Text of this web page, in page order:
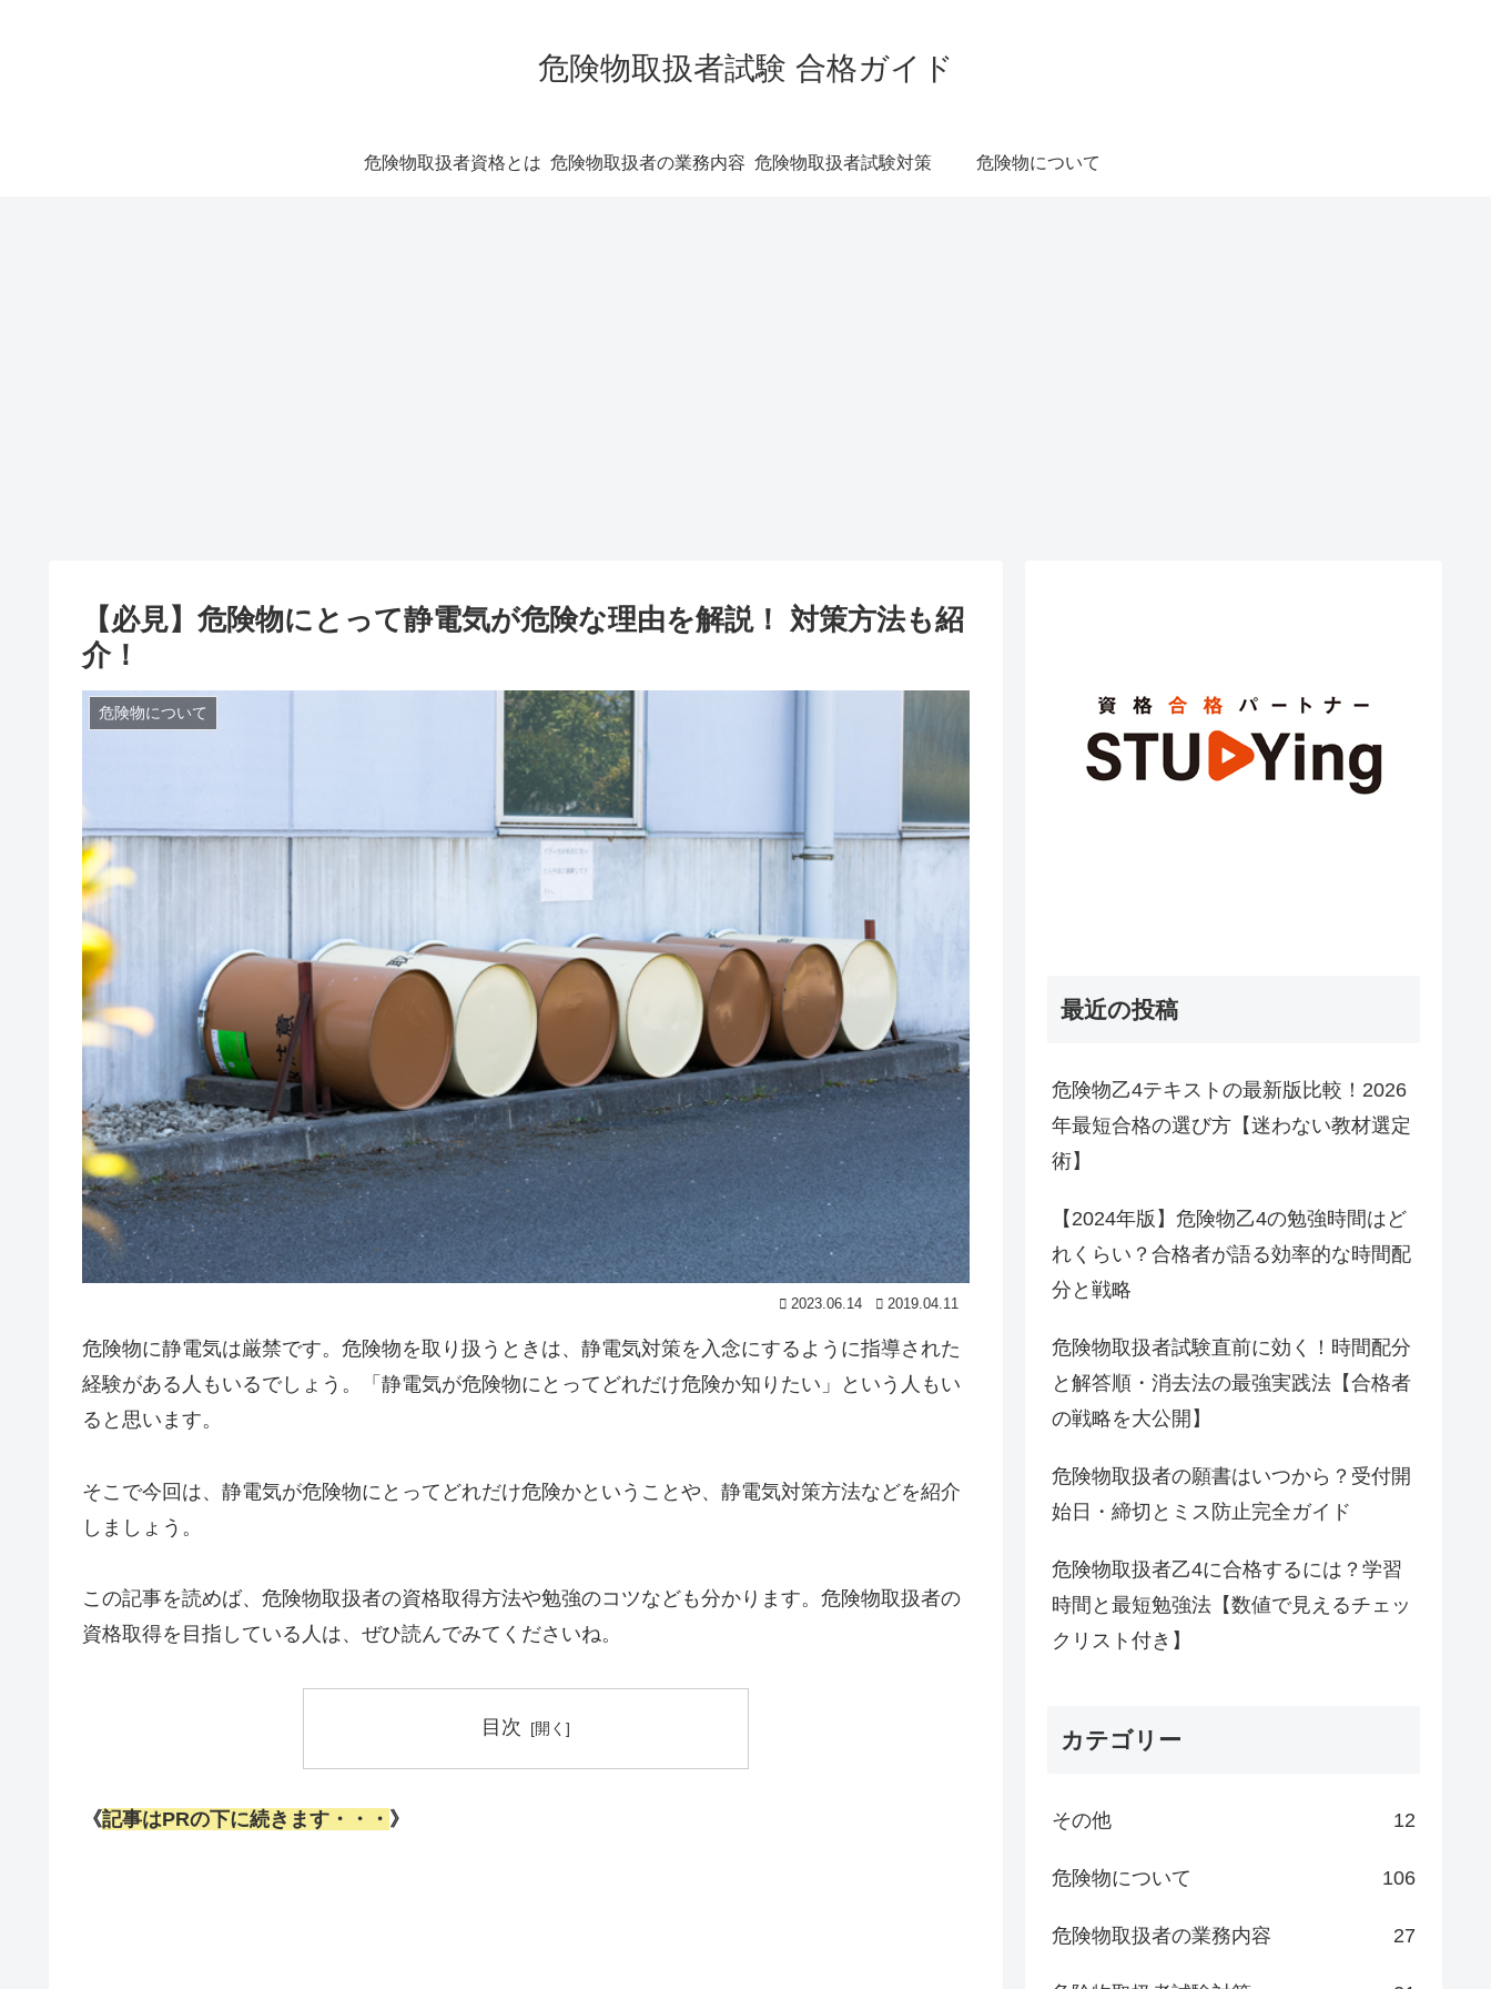
危険物取扱者試験 合格ガイド
危険物取扱者資格とは 危険物取扱者の業務内容 危険物取扱者試験対策 危険物について
【必見】危険物にとって静電気が危険な理由を解説！ 対策方法も紹
介！
危険物について
2023.06.14 2019.04.11
危険物に静電気は厳禁です。危険物を取り扱うときは、静電気対策を入念にするように指導された
経験がある人もいるでしょう。「静電気が危険物にとってどれだけ危険か知りたい」という人もい
ると思います。
そこで今回は、静電気が危険物にとってどれだけ危険かということや、静電気対策方法などを紹介
しましょう。
この記事を読めば、危険物取扱者の資格取得方法や勉強のコツなども分かります。危険物取扱者の
資格取得を目指している人は、ぜひ読んでみてくださいね。
目次
《記事はPRの下に続きます・・・ 》
最近の投稿
危険物乙4テキストの最新版比較！2026
年最短合格の選び方【迷わない教材選定
術】
【2024年版】危険物乙4の勉強時間はど
れくらい？合格者が語る効率的な時間配
分と戦略
危険物取扱者試験直前に効く！時間配分
と解答順・消去法の最強実践法【合格者
の戦略を大公開】
危険物取扱者の願書はいつから？受付開
始日・締切とミス防止完全ガイド
危険物取扱者乙4に合格するには？学習
時間と最短勉強法【数値で見えるチェッ
クリスト付き】
カテゴリー
その他 12
危険物について 106
危険物取扱者の業務内容 27